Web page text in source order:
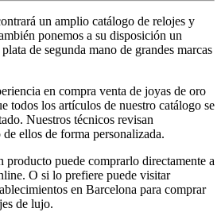
un amplio catálogo de relojes y
ponemos a su disposición un
de segunda mano de grandes marcas
en compra venta de joyas de oro
todos los artículos de nuestro catálogo se
Nuestros técnicos revisan
ellos de forma personalizada.
producto puede comprarlo directamente a
O si lo prefiere puede visitar
en Barcelona para comprar
de lujo.